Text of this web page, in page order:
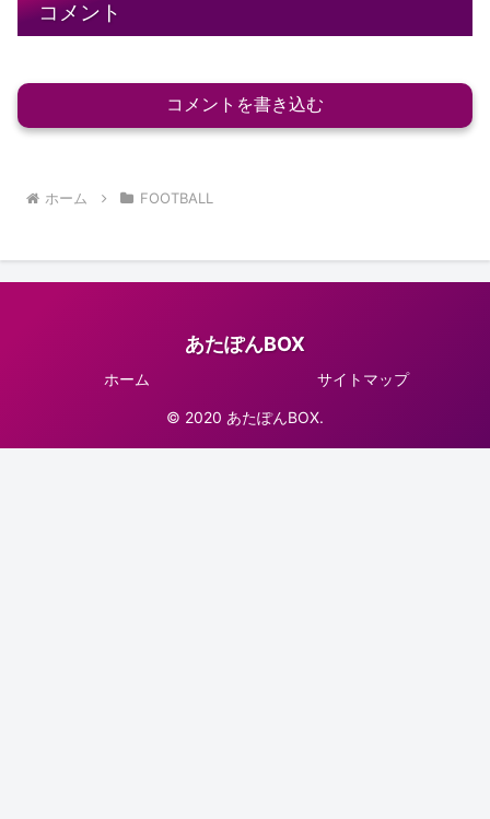
コメント
コメントを書き込む
ホーム FOOTBALL
あたぽんBOX
ホーム サイトマップ
© 2020 あたぽんBOX.